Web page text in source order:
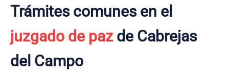
Trámites comunes en el
juzgado de pazde Cabrejas
del Campo